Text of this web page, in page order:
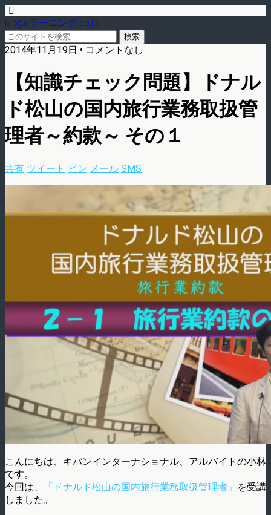
blog.eラーニング.co.jp
2014年11月19日 • コメントなし
【知識チェック問題】ドナル
ド松山の国内旅行業務取扱管
理者～約款～ その１
共有 ツイート ピン メール SMS
こんにちは、キバンインターナショナル、アルバイトの小林
です。
今回は、
「ドナルド松山の国内旅行業務取扱管理者」 を受講
しました。